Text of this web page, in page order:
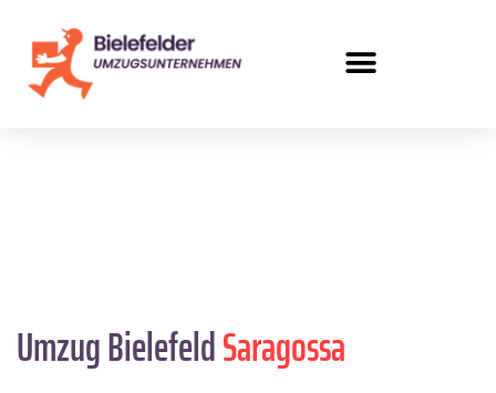
Umzug BielefeldSaragossa